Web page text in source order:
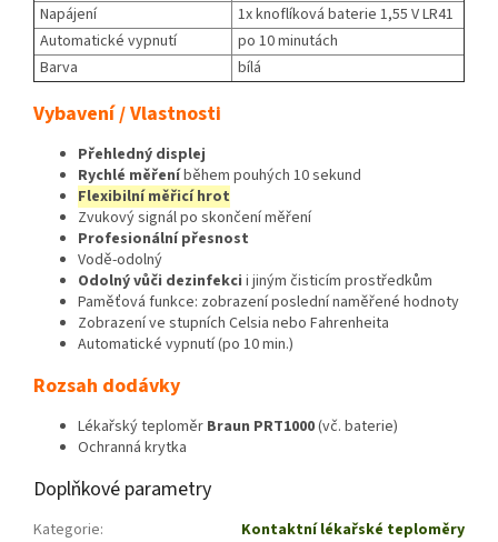
Napájení
1x knoflíková baterie 1,55 V LR41
Automatické vypnutí
po 10 minutách
Barva
bílá
Vybavení / Vlastnosti
Přehledný displej
Rychlé měřeníběhem pouhých 10 sekund
Flexibilní měřicí hrot
Zvukový signál po skončení měření
Profesionální přesnost
Vodě-odolný
Odolný vůči dezinfekci i jiným čisticím prostředkům
Paměťová funkce: zobrazení poslední naměřené hodnoty
Zobrazení ve stupních Celsia nebo Fahrenheita
Automatické vypnutí (po 10 min.)
Rozsah dodávky
Lékařský teploměr Braun PRT1000(vč. baterie)
Ochranná krytka
Doplňkové parametry
Kategorie:
Kontaktní lékařské teploměry